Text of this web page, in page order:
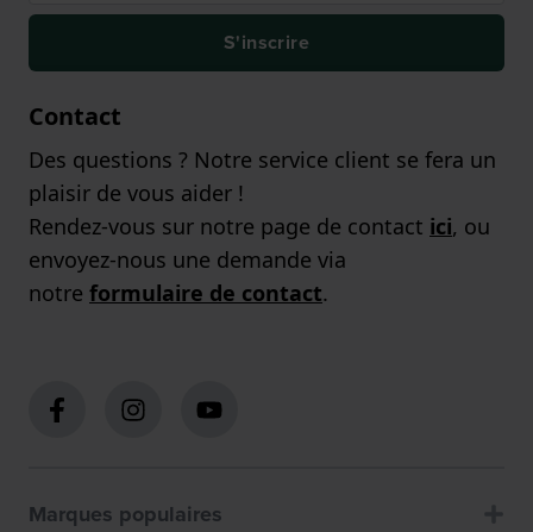
S'inscrire
Contact
Des questions ? Notre service client se fera un
plaisir de vous aider !
Rendez-vous sur notre page de contact ici, ou
envoyez-nous une demande via
notre formulaire de contact.
Marques populaires